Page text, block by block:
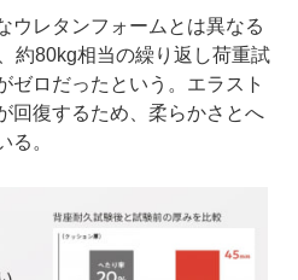
ウレタンフォームとは異なる
約80kg相当の繰り返し荷重試
ゼロだったという。エラスト
回復するため、柔らかさとへ
る。